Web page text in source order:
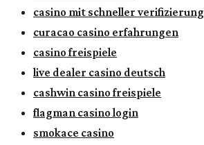
casino mit schneller verifizierung
curacao casino erfahrungen
casino freispiele
live dealer casino deutsch
cashwin casino freispiele
flagman casino login
smokace casino